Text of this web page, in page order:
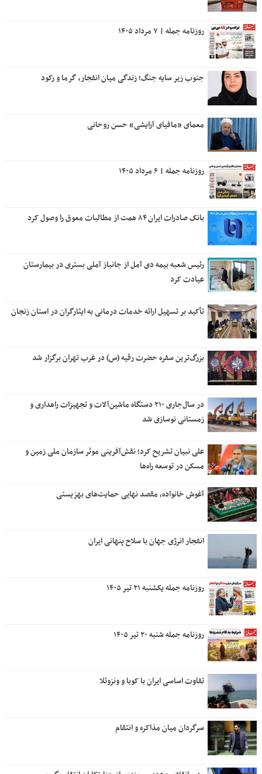
روزنامه جمله | ۷ مرداد ۱۴۰۵
جنوب زیر سایه جنگ؛ زندگی میان انفجار، گرما و رکود
معمای «مافیای آرایشی» حسن روحانی
روزنامه جمله | ۶ مرداد ۱۴۰۵
بانک صادرات ایران ۸۴ همت از مطالبات معوق را وصول کرد
رئیس شعبه بیمه دی آمل از جانباز آملی بستری در بیمارستان
عیادت کرد
تأکید بر تسهیل ارائه خدمات درمانی به ایثارگران در استان زنجان
بزرگ‌ترین سفره حضرت رقیه (س) در غرب تهران برگزار شد
در سال‌جاری ۲۱۰ دستگاه ماشین‌آلات و تجهیزات راهداری و
زمستانی نوسازی شد
علی نبیان تشریح کرد؛ نقش‌آفرینی موثر سازمان ملی زمین و
مسکن در توسعه راه‌ها
آغوش خانواده، مقصد نهایی حمایت‌های بهزیستی
انفجار انرژی جهان با سلاح پنهانی ایران
روزنامه جمله یکشنبه ۲۱ تیر ۱۴۰۵
روزنامه جمله شنبه ۲۰ تیر ۱۴۰۵
تفاوت اساسی ایران با کوبا و ونزوئلا
سرگردان میان مذاکره و انتقام